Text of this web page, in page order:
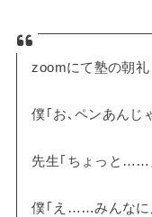
zoomにて塾の朝礼
僕｢お､ペンあんじ
先生｢ちょっと
僕｢え……みんなに